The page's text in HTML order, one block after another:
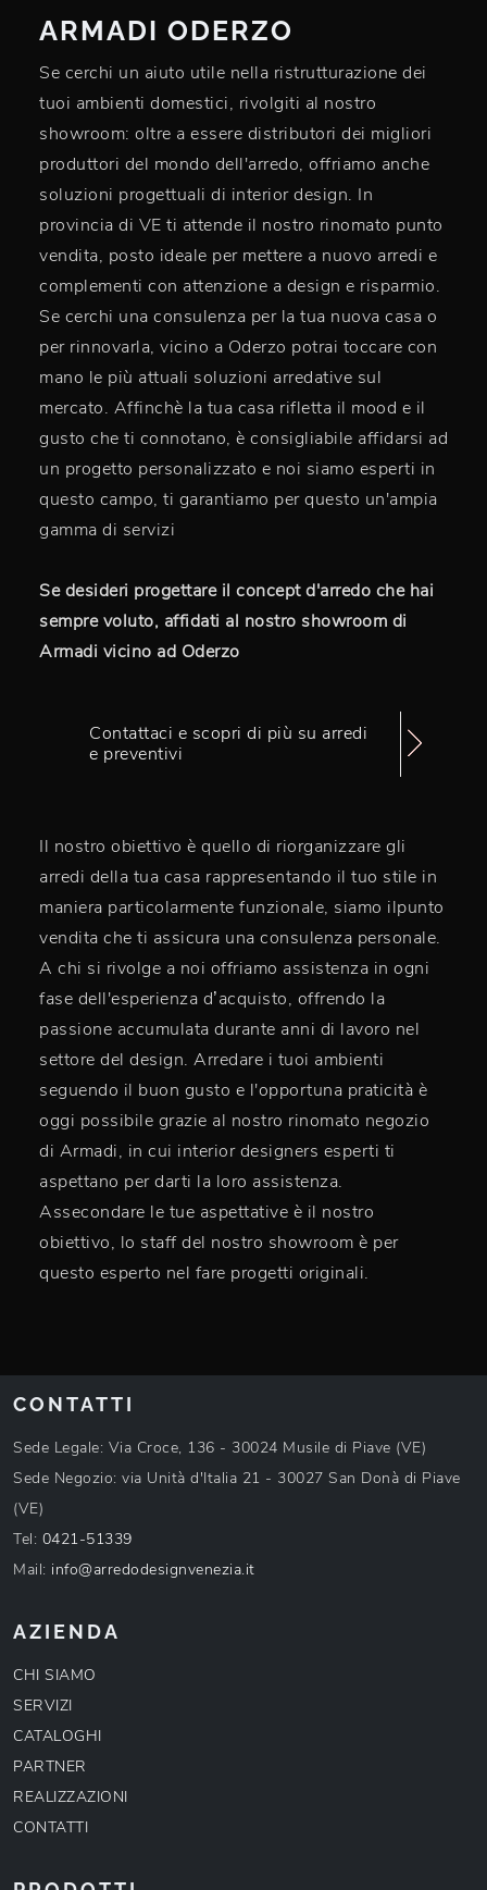
ARMADI ODERZO
Se cerchi un aiuto utile nella ristrutturazione dei
tuoi ambienti domestici, rivolgiti al nostro
showroom: oltre a essere distributori dei migliori
produttori del mondo dell'arredo, offriamo anche
soluzioni progettuali di interior design. In
provincia di VE ti attende il nostro rinomato punto
vendita, posto ideale per mettere a nuovo arredi e
complementi con attenzione a design e risparmio.
Se cerchi una consulenza per la tua nuova casa o
per rinnovarla, vicino a Oderzo potrai toccare con
mano le più attuali soluzioni arredative sul
mercato. Affinchè la tua casa rifletta il mood e il
gusto che ti connotano, è consigliabile affidarsi ad
un progetto personalizzato e noi siamo esperti in
questo campo, ti garantiamo per questo un'ampia
gamma di servizi
Se desideri progettare il concept d'arredo che hai
sempre voluto, affidati al nostro showroom di
Armadi vicino ad Oderzo
Contattaci e scopri di più su arredi
e preventivi
Il nostro obiettivo è quello di riorganizzare gli
arredi della tua casa rappresentando il tuo stile in
maniera particolarmente funzionale, siamo ilpunto
vendita che ti assicura una consulenza personale.
A chi si rivolge a noi offriamo assistenza in ogni
fase dell'esperienza d’acquisto, offrendo la
passione accumulata durante anni di lavoro nel
settore del design. Arredare i tuoi ambienti
seguendo il buon gusto e l'opportuna praticità è
oggi possibile grazie al nostro rinomato negozio
di Armadi, in cui interior designers esperti ti
aspettano per darti la loro assistenza.
Assecondare le tue aspettative è il nostro
obiettivo, lo staff del nostro showroom è per
questo esperto nel fare progetti originali.
CONTATTI
Sede Legale: Via Croce, 136 - 30024 Musile di Piave (VE)
Sede Negozio: via Unità d'Italia 21 - 30027 San Donà di Piave
(VE)
Tel: 0421-51339
Mail: info@arredodesignvenezia.it
AZIENDA
CHI SIAMO
SERVIZI
CATALOGHI
PARTNER
REALIZZAZIONI
CONTATTI